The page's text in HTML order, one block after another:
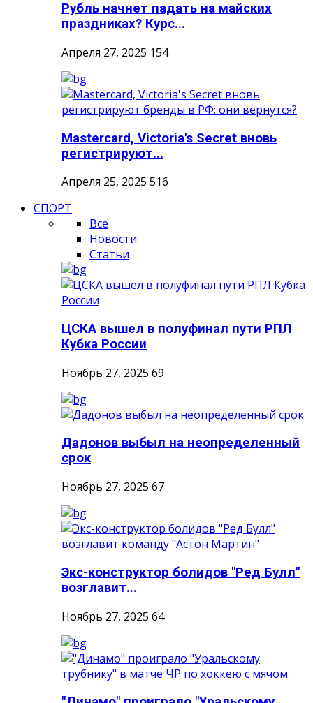
Рубль начнет падать на майских
праздниках? Курс...
Апреля 27, 2025 154
Mastercard, Victoria's Secret вновь
регистрируют...
Апреля 25, 2025 516
СПОРТ
Все
Новости
Статьи
ЦСКА вышел в полуфинал пути РПЛ
Кубка России
Ноябрь 27, 2025 69
Дадонов выбыл на неопределенный
срок
Ноябрь 27, 2025 67
Экс-конструктор болидов "Ред Булл"
возглавит...
Ноябрь 27, 2025 64